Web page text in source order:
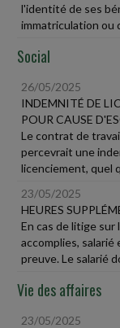
l'identité de ses
immatriculation ou
Social
26/05/2025
INDEMNITÉ DE
POUR CAUSE
Le contrat de
percevrait une
licenciement, quel
23/05/2025
HEURES
En cas de litige
accomplies,
preuve. Le salarié
Vie des affaires
23/05/2025